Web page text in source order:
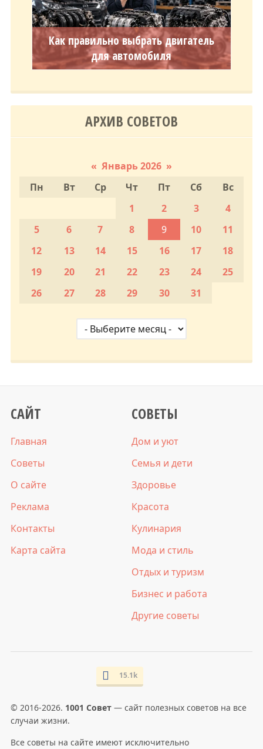
Как правильно выбрать двигатель
для автомобиля
АРХИВ СОВЕТОВ
« Январь 2026 »
Пн
Вт Ср Чт Пт Сб
Вс
1
2 3
4
5
6 7 8 9 10
11
12
13 14 15 16 17
18
19
20 21 22 23 24
25
26
27 28 29 30 31
САЙТ
Главная
Советы
О сайте
Реклама
Контакты
Карта сайта
СОВЕТЫ
Дом и уют
Семья и дети
Здоровье
Красота
Кулинария
Мода и стиль
Отдых и туризм
Бизнес и работа
Другие советы
15.1k
© 2016-2026. 1001 Совет— сайт полезных советов на все
случаи жизни.
Все советы на сайте имеют исключительно